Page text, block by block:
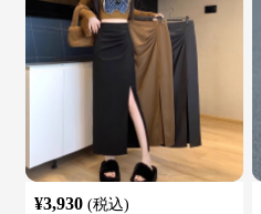
¥3,930 (税込)